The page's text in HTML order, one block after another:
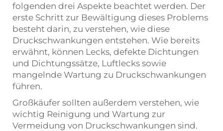
folgenden drei Aspekte beachtet werden. Der
erste Schritt zur Bewältigung dieses Problems
besteht darin, zu verstehen, wie diese
Druckschwankungen entstehen. Wie bereits
erwähnt, können Lecks, defekte Dichtungen
und Dichtungssätze, Luftlecks sowie
mangelnde Wartung zu Druckschwankungen
führen.
Großkäufer sollten außerdem verstehen, wie
wichtig Reinigung und Wartung zur
Vermeidung von Druckschwankungen sind.